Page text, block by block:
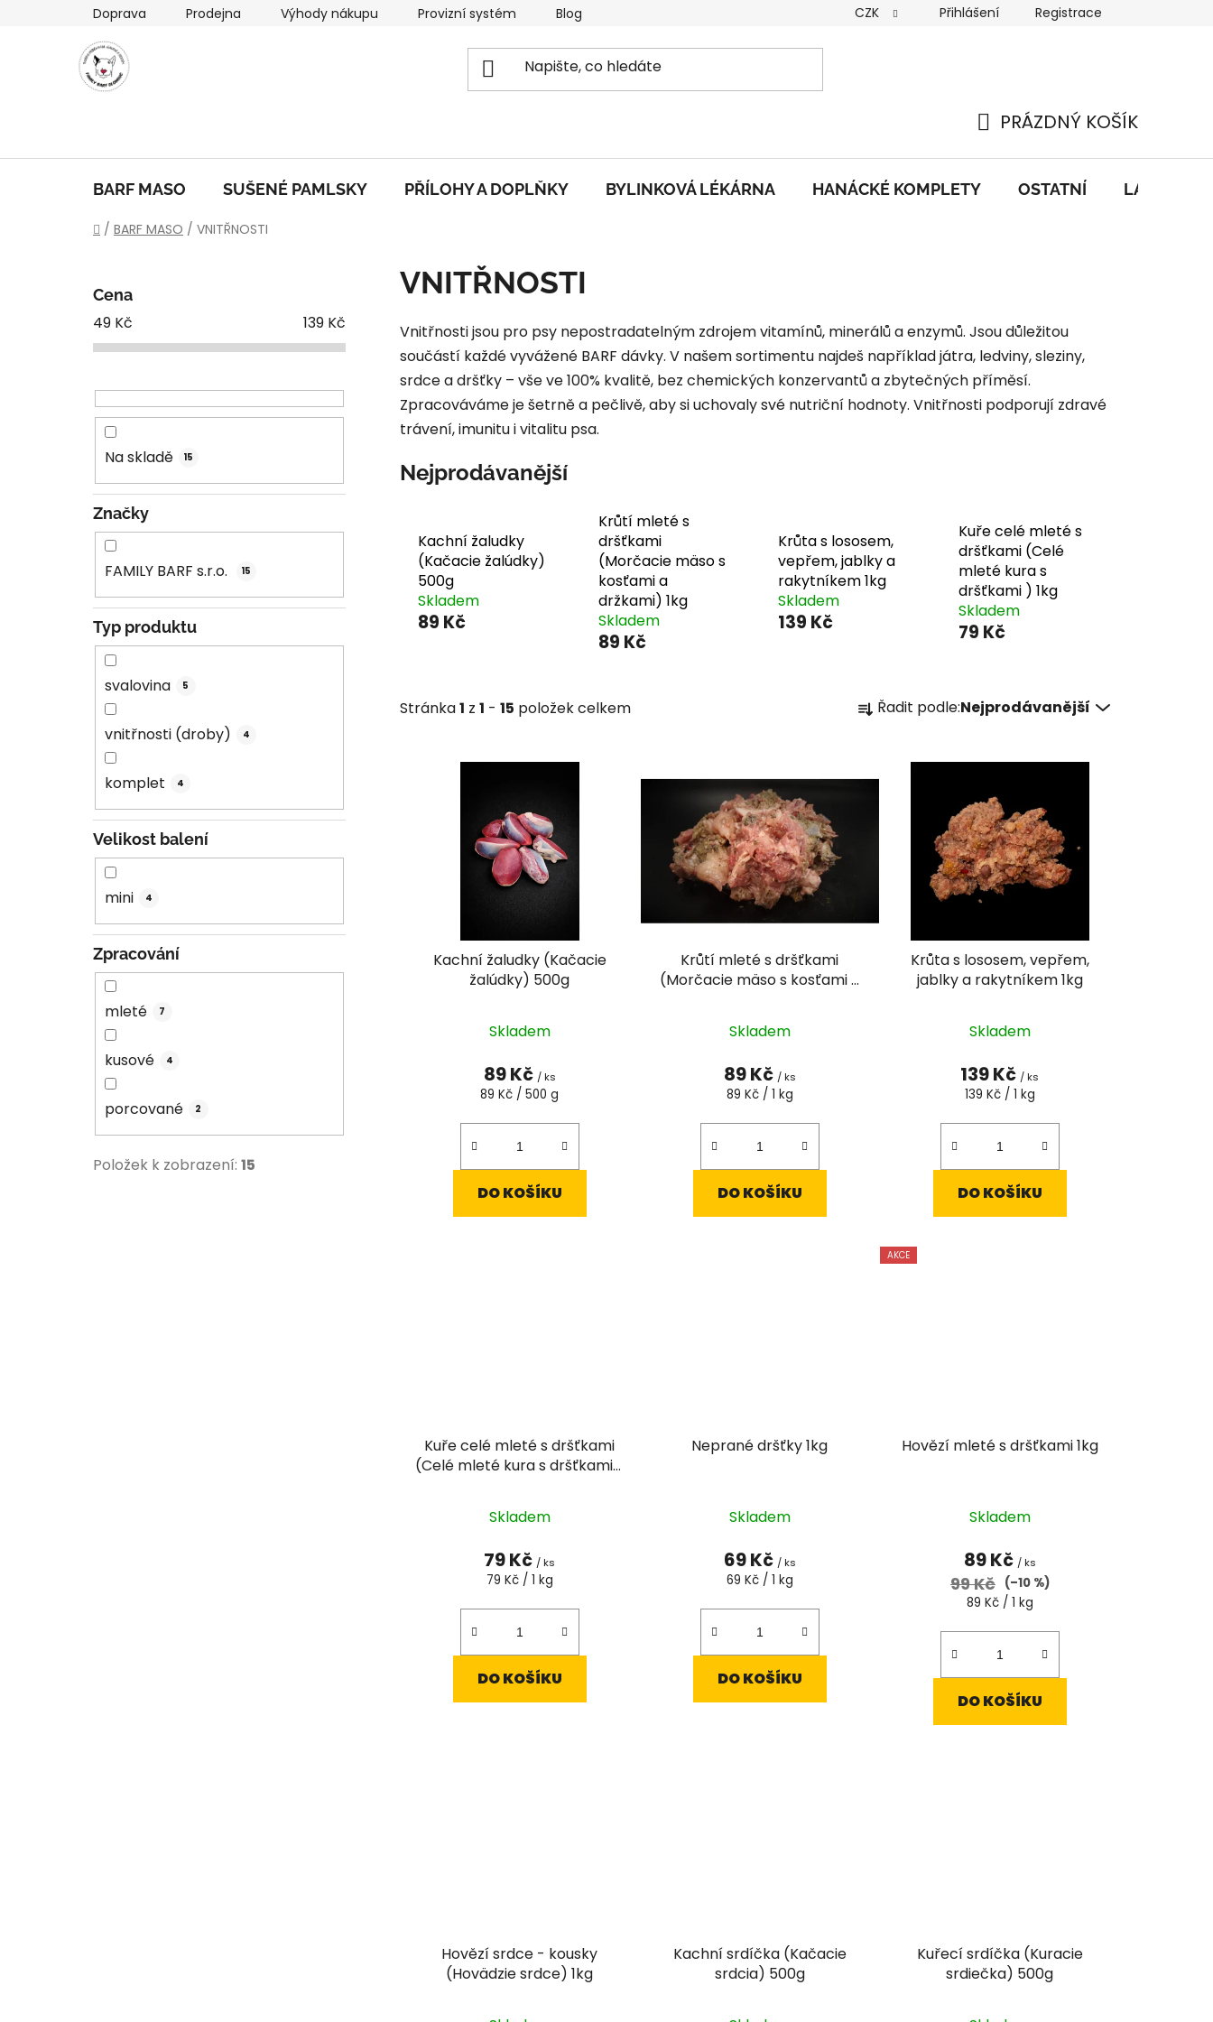
Doprava Prodejna Výhody nákupu Provizní systém Blog GDPR
CZK Přihlášení Registrace
KOŠÍK
PRÁZDNÝ KOŠÍK
BARF MASO SUŠENÉ PAMLSKY PŘÍLOHY A DOPLŇKY BYLINKOVÁ LÉKÁRNA HANÁCKÉ KOMPLETY OSTATNÍ LAHŮDKY
Domů
/ BARF MASO / VNITŘNOSTI
Cena
49 Kč 139 Kč
Na skladě 15
Značky
FAMILY BARF s.r.o. 15
Typ produktu
svalovina 5
vnitřnosti (droby) 4
komplet 4
Velikost balení
mini 4
Zpracování
mleté 7
kusové 4
porcované 2
Položek k zobrazení: 15
VNITŘNOSTI
Vnitřnosti jsou pro psy nepostradatelným zdrojem vitamínů, minerálů a enzymů. Jsou důležitou
součástí každé vyvážené BARF dávky. V našem sortimentu najdeš například játra, ledviny, sleziny,
srdce a dršťky – vše ve 100% kvalitě, bez chemických konzervantů a zbytečných příměsí.
Zpracováváme je šetrně a pečlivě, aby si uchovaly své nutriční hodnoty. Vnitřnosti podporují zdravé
trávení, imunitu i vitalitu psa.
Nejprodávanější
Kachní žaludky
(Kačacie žalúdky)
500g
Skladem
89 Kč
Krůtí mleté s
dršťkami
(Morčacie mäso s
kosťami a
držkami) 1kg
Skladem
89 Kč
Krůta s lososem,
vepřem, jablky a
rakytníkem 1kg
Skladem
139 Kč
Kuře celé mleté s
dršťkami (Celé
mleté kura s
dršťkami ) 1kg
Skladem
79 Kč
Stránka1 z 1 - 15 položek celkem
a
n
u
Řadit podle:Nejprodávanější
Kachní žaludky (Kačacie
žalúdky) 500g
Skladem
89 Kč / ks
Měrná
89 Kč / 500 g
DO KOŠÍKU
Krůtí mleté s dršťkami
(Morčacie mäso s kosťami a
Skladem
89 Kč / ks
Měrná
89 Kč / 1 kg
DO KOŠÍKU
Krůta s lososem, vepřem,
jablky a rakytníkem 1kg
hodnocení
produktu
je
z
hvězdiček.
Skladem
139 Kč / ks
Měrná
139 Kč / 1 kg
DO KOŠÍKU
Kuře celé mleté s dršťkami
(Celé mleté kura s dršťkami )
Skladem
79 Kč / ks
Měrná
79 Kč / 1 kg
DO KOŠÍKU
Neprané dršťky 1kg
hodnocení
produktu
je
z
hvězdiček.
Skladem
69 Kč / ks
Měrná
69 Kč / 1 kg
DO KOŠÍKU
AKCE
Hovězí mleté s dršťkami 1kg
Skladem
89 Kč / ks
99 Kč (–10 %)
Měrná
89 Kč / 1 kg
DO KOŠÍKU
Hovězí srdce - kousky
(Hovädzie srdce) 1kg
Kachní srdíčka (Kačacie
srdcia) 500g
Kuřecí srdíčka (Kuracie
srdiečka) 500g